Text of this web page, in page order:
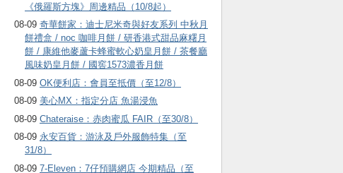
《俄羅斯方塊》周邊精品（10/8起）
08-09 奇華餅家：迪士尼米奇與好友系列 中秋月
餅禮盒 / noc 咖啡月餅 / 研香港式甜品麻糬月
餅 / 康維他麥蘆卡蜂蜜軟心奶皇月餅 / 茶餐廳
風味奶皇月餅 / 國窖1573濃香月餅
08-09 OK便利店：會員至抵價（至12/8）
08-09 美心MX：指定分店 魚湯浸魚
08-09 Chateraise：赤肉蜜瓜 FAIR（至30/8）
08-09 永安百貨：游泳及戶外服飾特集（至
31/8）
08-09 7-Eleven：7仔預購網店 今期精品（至